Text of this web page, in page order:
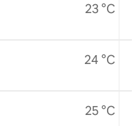
23 °C
24 °C
25 °C